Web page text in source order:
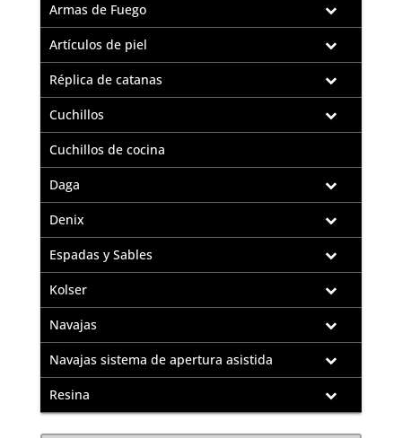
Armas de Fuego
Artículos de piel
Réplica de catanas
Cuchillos
Cuchillos de cocina
Daga
Denix
Espadas y Sables
Kolser
Navajas
Navajas sistema de apertura asistida
Resina